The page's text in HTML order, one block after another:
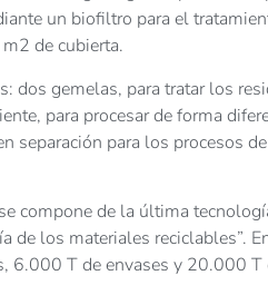
un biofiltro para el
de cubierta.
dos gemelas, para tratar los
para procesar de forma
separación para los procesos
compone de la última
de los materiales reciclables”.
T de envases y 20.000 T